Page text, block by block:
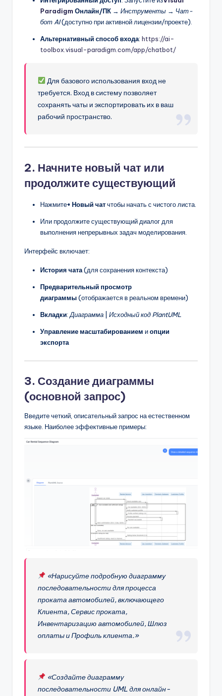
Paradigm Онлайн/ПК → Инструменты → Чат-
бот AI(доступно при активной лицензии/проекте).
Альтернативный способ входа: https://ai-
toolbox.visual-paradigm.com/app/chatbot/
Для базового использования вход не
требуется. Вход в систему позволяет
сохранять чаты и экспортировать их в ваш
рабочий пространство.
2. Начните новый чат или
продолжите существующий
Нажмите+ Новый чатчтобы начать с чистого листа.
Или продолжите существующий диалог для
выполнения непрерывных задач моделирования.
Интерфейс включает:
История чата(для сохранения контекста)
Предварительный просмотр
диаграммы(отображается в реальном времени)
Вкладки: Диаграмма Исходный код PlantUML
Управление масштабированием иопции
экспорта
3. Создание диаграммы
(основной запрос)
Введите четкий, описательный запрос на естественном
языке. Наиболее эффективные примеры:
«Нарисуйте подробную диаграмму
последовательности для процесса
проката автомобилей, включающего
Клиента, Сервис проката,
Инвентаризацию автомобилей, Шлюз
оплаты и Профиль клиента.»
«Создайте диаграмму
последовательности UML для онлайн-